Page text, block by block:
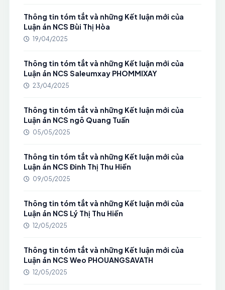
Thông tin tóm tắt và những Kết luận mới của
Luận án NCS Bùi Thị Hòa
19/04/2025
Thông tin tóm tắt và những Kết luận mới của
Luận án NCS Saleumxay PHOMMIXAY
23/04/2025
Thông tin tóm tắt và những Kết luận mới của
Luận án NCS ngô Quang Tuấn
05/05/2025
Thông tin tóm tắt và những Kết luận mới của
Luận án NCS Đinh Thị Thu Hiền
09/05/2025
Thông tin tóm tắt và những Kết luận mới của
Luận án NCS Lý Thị Thu Hiền
12/05/2025
Thông tin tóm tắt và những Kết luận mới của
Luận án NCS Weo PHOUANGSAVATH
12/05/2025